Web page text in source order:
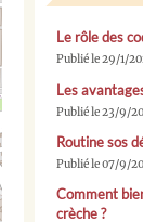
Le rôle des
Publié le 29/1/
Les
Publié le 23/9/
Routine sos
Publié le 07/9/
Comment
crèche ?